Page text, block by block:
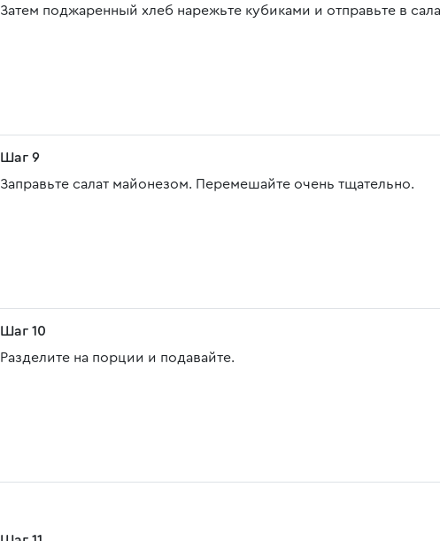
Затем поджаренный хлеб нарежьте кубиками и отправьте в
Шаг 9
Заправьте салат майонезом. Перемешайте очень тщательно.
Шаг 10
Разделите на порции и подавайте.